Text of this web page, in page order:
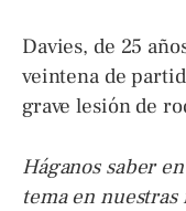
Davies, de 25
veintena de
grave lesión de
Háganos saber
tema en nuestras